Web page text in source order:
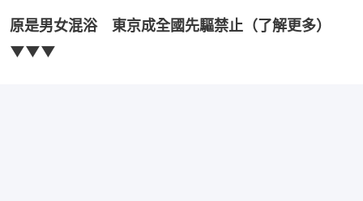
原是男女混浴　東京成全國先驅禁止（了解更多）
▼▼▼